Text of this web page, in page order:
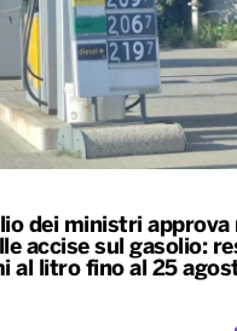
dei ministri approva
accise sul gasolio:
al litro fino al 25